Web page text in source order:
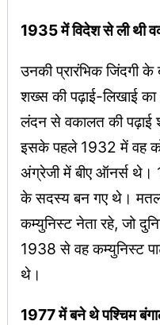
1935 में विदेश से ली थी
उनकी प्रारंभिक जिंदगी
शख्स की पढ़ाई-लिखाई
लंदन से वकालत की पढ़ाई
इसके पहले 1932 में वह
अंग्रेजी में बीए ऑनर्स थे।
के सदस्य बन गए थे।
कम्युनिस्ट नेता रहे, जो
1938 से वह कम्युनिस्ट
थे।
1977 में बने थे पश्चिम